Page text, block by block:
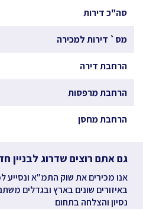
סה"כ דירות
מס` דירות למכירה
הרחבת דירה
הרחבת מרפסות
הרחבת מחסן
גם אתם רוצים שדרוג לבניין
אנו מכירים את שוק התמ"א ונסייע
באיזורים שונים בארץ ובגדלים
נסיון והצלחה בתחום